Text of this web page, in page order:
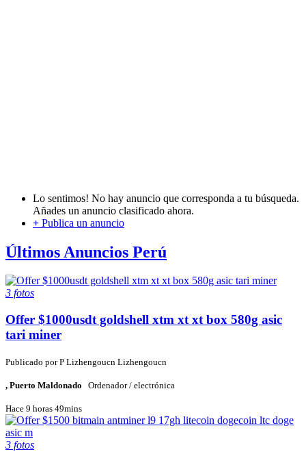
Lo sentimos! No hay anuncio que corresponda a tu búsqueda.
Añades un anuncio clasificado ahora.
+ Publica un anuncio
Últimos Anuncios Perú
3 fotos
Offer $1000usdt goldshell xtm xt xt box 580g asic
tari miner
Publicado porP Lizhengoucn Lizhengoucn
, Puerto Maldonado Ordenador / electrónica
Hace 9 horas 49mins
3 fotos